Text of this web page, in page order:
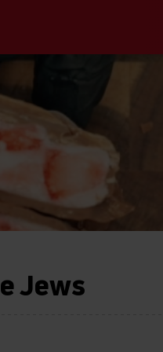
Jews